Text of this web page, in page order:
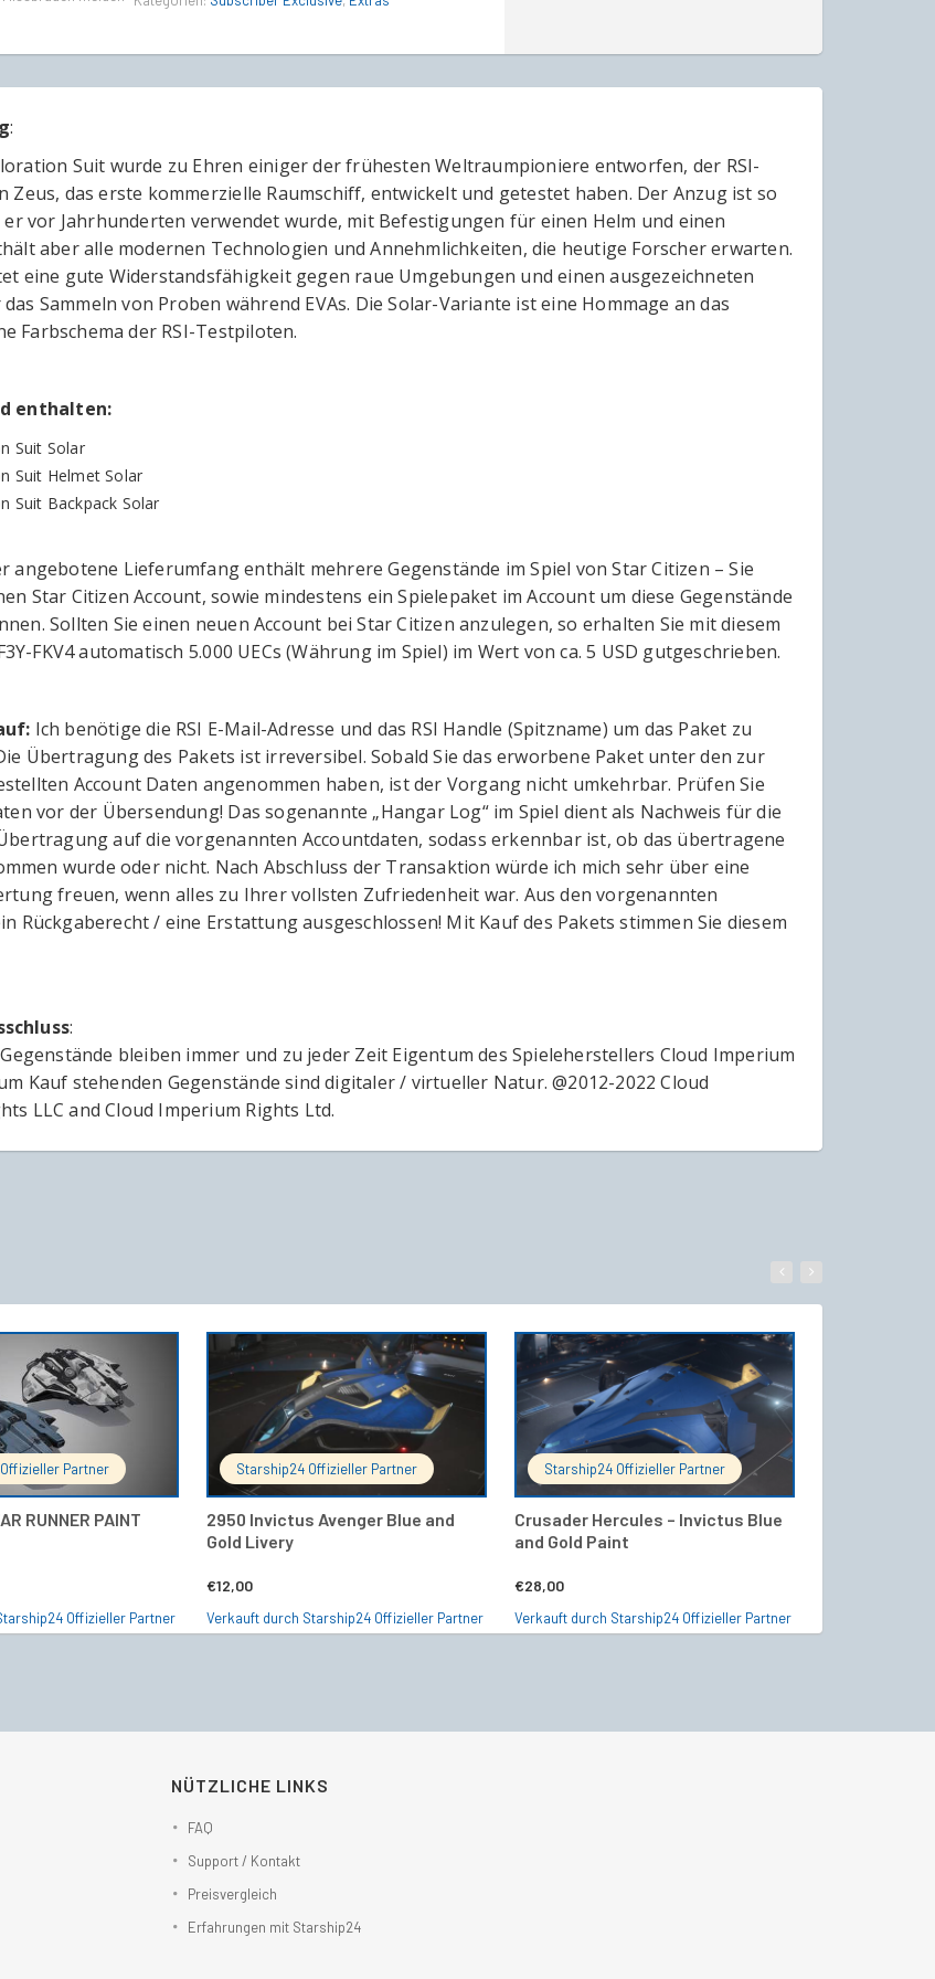
:
Suit wurde zu Ehren einiger der frühesten Weltraumpioniere entworfen, der RSI-
Zeus, das erste kommerzielle Raumschiff, entwickelt und getestet haben. Der Anzug ist so
vor Jahrhunderten verwendet wurde, mit Befestigungen für einen Helm und einen
aber alle modernen Technologien und Annehmlichkeiten, die heutige Forscher erwarten.
eine gute Widerstandsfähigkeit gegen raue Umgebungen und einen ausgezeichneten
Sammeln von Proben während EVAs. Die Solar-Variante ist eine Hommage an das
Farbschema der RSI-Testpiloten.
enthalten:
Suit Solar
Suit Helmet Solar
Suit Backpack Solar
angebotene Lieferumfang enthält mehrere Gegenstände im Spiel von Star Citizen – Sie
Star Citizen Account, sowie mindestens ein Spielepaket im Account um diese Gegenstände
Sollten Sie einen neuen Account bei Star Citizen anzulegen, so erhalten Sie mit diesem
FKV4 automatisch 5.000 UECs (Währung im Spiel) im Wert von ca. 5 USD gutgeschrieben.
Ich benötige die RSI E-Mail-Adresse und das RSI Handle (Spitzname) um das Paket zu
Übertragung des Pakets ist irreversibel. Sobald Sie das erworbene Paket unter den zur
Account Daten angenommen haben, ist der Vorgang nicht umkehrbar. Prüfen Sie
vor der Übersendung! Das sogenannte „Hangar Log“ im Spiel dient als Nachweis für die
auf die vorgenannten Accountdaten, sodass erkennbar ist, ob das übertragene
wurde oder nicht. Nach Abschluss der Transaktion würde ich mich sehr über eine
freuen, wenn alles zu Ihrer vollsten Zufriedenheit war. Aus den vorgenannten
Rückgaberecht / eine Erstattung ausgeschlossen! Mit Kauf des Pakets stimmen Sie diesem
:
bleiben immer und zu jeder Zeit Eigentum des Spieleherstellers Cloud Imperium
Kauf stehenden Gegenstände sind digitaler / virtueller Natur. @2012-2022 Cloud
LLC and Cloud Imperium Rights Ltd.
Partner
RUNNER PAINT
IN DEN WARENKORB
Offizieller Partner
Starship24 Offizieller Partner
2950 Invictus Avenger Blue and
Gold Livery
€12,00
IN DEN WARENKORB
Verkauft durch Starship24 Offizieller Partner
Starship24 Offizieller Partner
Crusader Hercules – Invictus Blue
and Gold Paint
€28,00
IN DEN WARENKORB
Verkauft durch Starship24 Offizieller Partner
NÜTZLICHE LINKS
FAQ
Support / Kontakt
Preisvergleich
Erfahrungen mit Starship24